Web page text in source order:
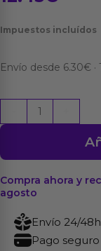
Impuestos incluídos
Envío desde 6.30€ ·
Suspensorio
Talla
Única
cantidad
Compra ahora y
agosto
Envío 24/
Pago